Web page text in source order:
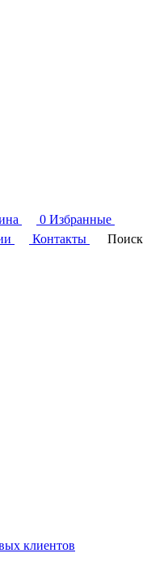
0 Избранные
Контакты
Поиск
клиентов